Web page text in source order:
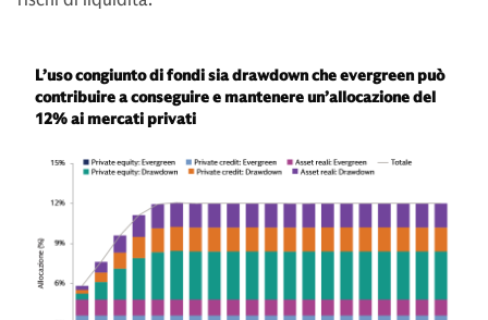
L’uso congiunto di fondi sia drawdown che evergreen può
contribuire a conseguire e mantenere un’allocazione del
12% ai mercati privati